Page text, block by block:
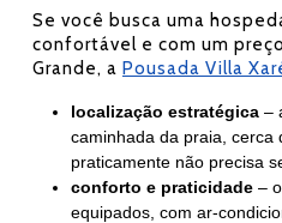
Se você busca uma
confortável e com um
Grande, a Pousada Villa
localização estratégica –
caminhada da praia, cerca
praticamente não precisa
conforto e praticidade –
equipados, com ar-